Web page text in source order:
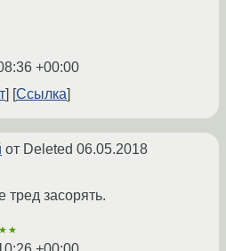
+00:00
Ссылка
от Deleted 06.05.2018
тред засорять.